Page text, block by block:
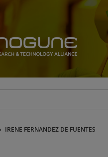
IRENE FERNANDEZ DE FUENTES